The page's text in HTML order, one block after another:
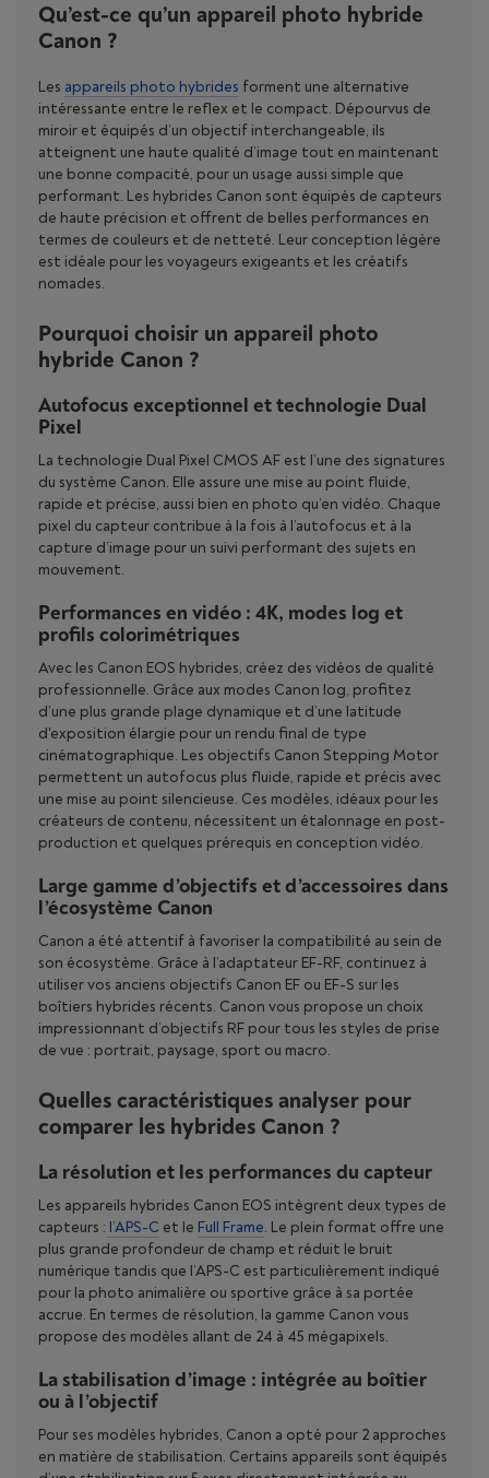
Qu’est-ce qu’un appareil photo hybride
Canon ?
Les appareils photo hybrides forment une alternative
intéressante entre le reflex et le compact. Dépourvus de
miroir et équipés d’un objectif interchangeable, ils
atteignent une haute qualité d’image tout en maintenant
une bonne compacité, pour un usage aussi simple que
performant. Les hybrides Canon sont équipés de capteurs
de haute précision et offrent de belles performances en
termes de couleurs et de netteté. Leur conception légère
est idéale pour les voyageurs exigeants et les créatifs
nomades.
Pourquoi choisir un appareil photo
hybride Canon ?
Autofocus exceptionnel et technologie Dual
Pixel
La technologie Dual Pixel CMOS AF est l’une des signatures
du système Canon. Elle assure une mise au point fluide,
rapide et précise, aussi bien en photo qu’en vidéo. Chaque
pixel du capteur contribue à la fois à l’autofocus et à la
capture d’image pour un suivi performant des sujets en
mouvement.
Performances en vidéo : 4K, modes log et
profils colorimétriques
Avec les Canon EOS hybrides, créez des vidéos de qualité
professionnelle. Grâce aux modes Canon log, profitez
d’une plus grande plage dynamique et d’une latitude
d'exposition élargie pour un rendu final de type
cinématographique. Les objectifs Canon Stepping Motor
permettent un autofocus plus fluide, rapide et précis avec
une mise au point silencieuse. Ces modèles, idéaux pour les
créateurs de contenu, nécessitent un étalonnage en post-
production et quelques prérequis en conception vidéo.
Large gamme d’objectifs et d’accessoires dans
l’écosystème Canon
Canon a été attentif à favoriser la compatibilité au sein de
son écosystème. Grâce à l’adaptateur EF-RF, continuez à
utiliser vos anciens objectifs Canon EF ou EF-S sur les
boîtiers hybrides récents. Canon vous propose un choix
impressionnant d’objectifs RF pour tous les styles de prise
de vue : portrait, paysage, sport ou macro.
Quelles caractéristiques analyser pour
comparer les hybrides Canon ?
La résolution et les performances du capteur
Les appareils hybrides Canon EOS intègrent deux types de
capteurs : l’APS-C et le Full Frame. Le plein format offre une
plus grande profondeur de champ et réduit le bruit
numérique tandis que l’APS-C est particulièrement indiqué
pour la photo animalière ou sportive grâce à sa portée
accrue. En termes de résolution, la gamme Canon vous
propose des modèles allant de 24 à 45 mégapixels.
La stabilisation d’image : intégrée au boîtier
ou à l’objectif
Pour ses modèles hybrides, Canon a opté pour 2 approches
en matière de stabilisation. Certains appareils sont équipés